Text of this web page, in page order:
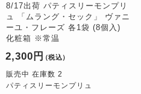
8/17出荷 パティスリーモンプリ
ュ 「ムラング・セック」 ヴァニ
ーユ・フレーズ 各1袋 (8個入)
化粧箱 ※常温
2,300円 （税込）
販売中 在庫数 2
パティスリーモンプリュ